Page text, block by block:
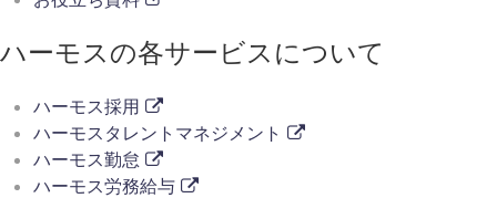
ハーモスの各サービスについて
ハーモス採用
ハーモスタレントマネジメント
ハーモス勤怠
ハーモス労務給与